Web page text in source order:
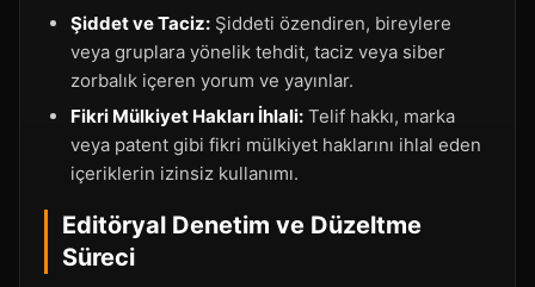
Şiddet ve Taciz: Şiddeti özendiren, bireylere
veya gruplara yönelik tehdit, taciz veya siber
zorbalık içeren yorum ve yayınlar.
Fikri Mülkiyet Hakları İhlali: Telif hakkı, marka
veya patent gibi fikri mülkiyet haklarını ihlal eden
içeriklerin izinsiz kullanımı.
Editöryal Denetim ve Düzeltme
Süreci